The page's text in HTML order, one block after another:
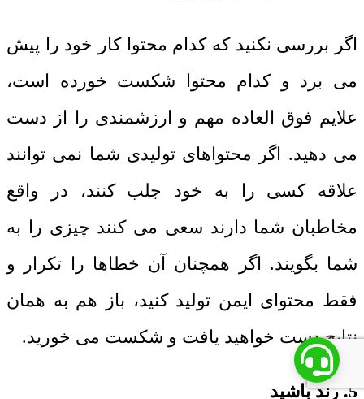
اگر بررسی نکنید که کدام محتوا کار خود را پیش
می برد و کدام محتوا شکست خورده است،
علایم فوق العاده مهم و ارزشمندی را از دست
می دهید. اگر محتواهای تولیدی شما نمی توانند
علاقه کسی را به خود جلب کنند، در واقع
مخاطبان شما دارند سعی می کنند چیزی را به
شما بگویند. اگر همچنان آن خطاها را تکرار و
فقط محتوای ایمن تولید کنید، باز هم به همان
نتایج دست خواهید یافت و شکست می خورید.
5. رند باشید